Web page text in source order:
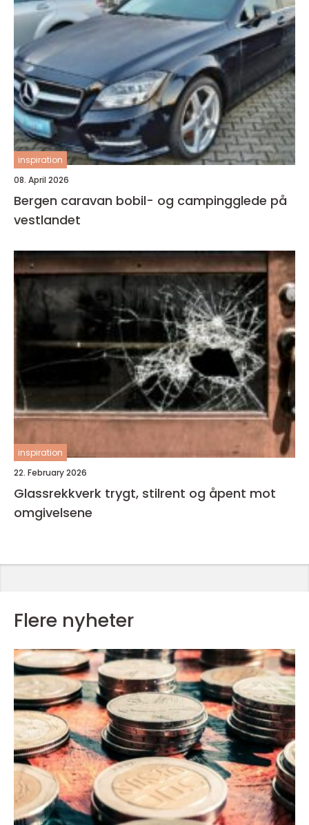
inspiration
08. April 2026
Bergen caravan bobil- og campingglede på
vestlandet
inspiration
22. February 2026
Glassrekkverk trygt, stilrent og åpent mot
omgivelsene
Flere nyheter